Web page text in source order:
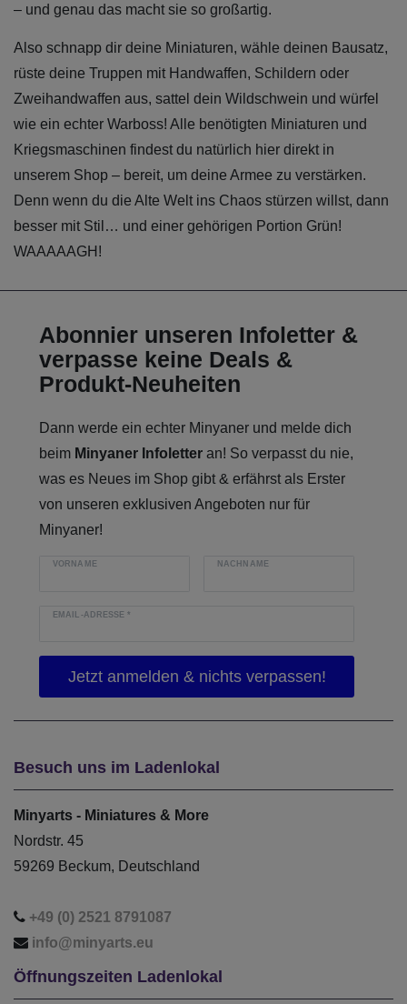
– und genau das macht sie so großartig.
Also schnapp dir deine Miniaturen, wähle deinen Bausatz,
rüste deine Truppen mit Handwaffen, Schildern oder
Zweihandwaffen aus, sattel dein Wildschwein und würfel
wie ein echter Warboss! Alle benötigten Miniaturen und
Kriegsmaschinen findest du natürlich hier direkt in
unserem Shop – bereit, um deine Armee zu verstärken.
Denn wenn du die Alte Welt ins Chaos stürzen willst, dann
besser mit Stil… und einer gehörigen Portion Grün!
WAAAAAGH!
Abonnier unseren Infoletter &
verpasse keine Deals &
Produkt-Neuheiten
Dann werde ein echter Minyaner und melde dich
beim Minyaner Infoletter an! So verpasst du nie,
was es Neues im Shop gibt & erfährst als Erster
von unseren exklusiven Angeboten nur für
Minyaner!
VORNAME NACHNAME
EMAIL-ADRESSE*
Besuch uns im Ladenlokal
Minyarts - Miniatures & More
Nordstr. 45
59269 Beckum, Deutschland
+49 (0) 2521 8791087
info@minyarts.eu
Öffnungszeiten Ladenlokal